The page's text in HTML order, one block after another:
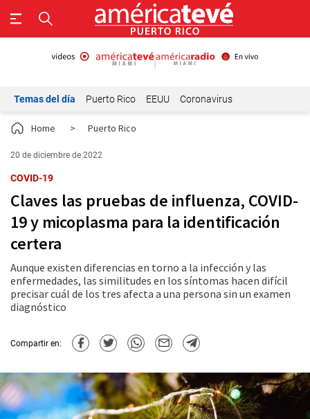
Temas del día Puerto Rico EEUU Coronavirus
Home > Puerto Rico
20 de diciembre de 2022
COVID-19
Claves las pruebas de influenza, COVID-
19 y micoplasma para la identificación
certera
Aunque existen diferencias en torno a la infección y las
enfermedades, las similitudes en los síntomas hacen difícil
precisar cuál de los tres afecta a una persona sin un examen
diagnóstico
Compartir en: